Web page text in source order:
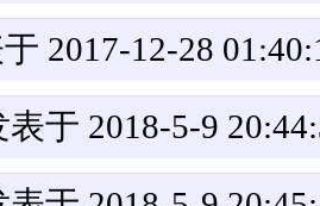
2017-12-28
表于 2018-5-9